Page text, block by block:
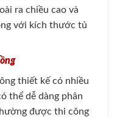
ra chiều cao và
với kích thước tủ
thiết kế có nhiều
thể dễ dàng phân
được thi công